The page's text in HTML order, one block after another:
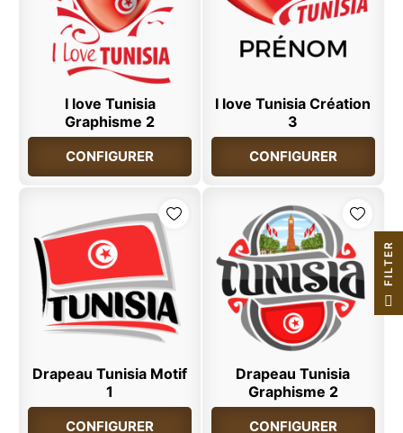
I love Tunisia
Graphisme 2
CONFIGURER
I love Tunisia Création
3
CONFIGURER
Drapeau Tunisia Motif
1
CONFIGURER
Drapeau Tunisia
Graphisme 2
CONFIGURER
R